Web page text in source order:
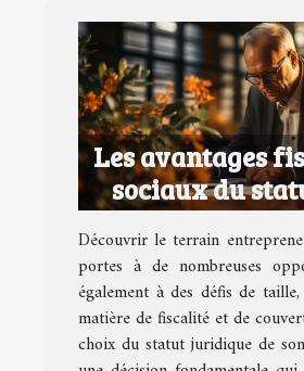
Les avantages
sociaux du
pour les
Découvrir le terrain
portes à de nombreuses
également à des défis de
matière de fiscalité et de
choix du statut juridique de